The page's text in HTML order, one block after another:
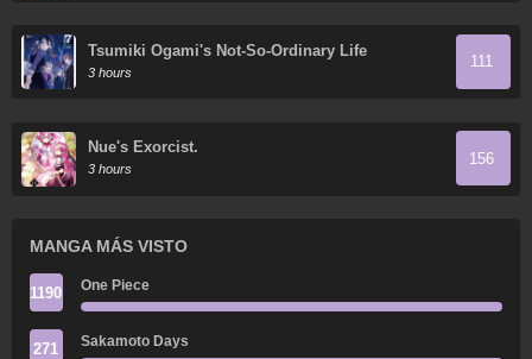
Tsumiki Ogami's Not-So-Ordinary Life
3 hours
111
Nue's Exorcist.
3 hours
156
MANGA MÁS VISTO
1190 One Piece
271 Sakamoto Days